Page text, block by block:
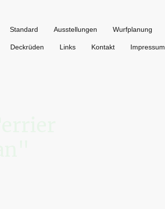
Standard Ausstellungen Wurfplanung
Deckrüden Links Kontakt Impressum